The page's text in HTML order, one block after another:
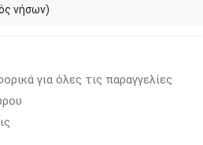
νήσων)
για όλες τις παραγγελίες